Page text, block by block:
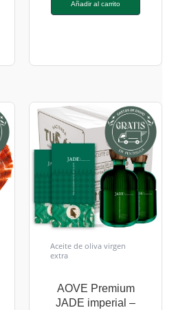
Añadir al carrito
Aceite de oliva virgen
extra
AOVE Premium
JADE imperial –